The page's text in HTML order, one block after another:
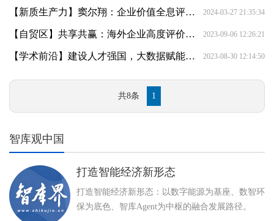
2024-03-27 21:35:34
【新质生产力】窦尔翔：企业价值全息评价型新质生产力
2023-09-06 12:26:21
【自贸区】共享共赢：海外企业高度评价服贸会
2023-08-30 12:14:50
【学术前沿】建设人才强国，大数据赋能“怎样评价人”
共8条 1
智库观中国
打造智能经济新形态
打造智能经济新形态：以数字能源为基座、数智环
保为底色、智库Agent为中枢的融合发展路径。